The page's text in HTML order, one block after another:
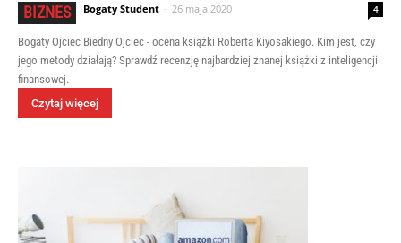
BIZNES Bogaty Student - 26 maja 2020 4
Bogaty Ojciec Biedny Ojciec - ocena książki Roberta Kiyosakiego. Kim jest, czy
jego metody działają? Sprawdź recenzję najbardziej znanej książki z inteligencji
finansowej.
Czytaj więcej